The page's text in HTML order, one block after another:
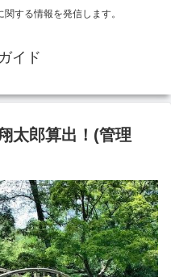
する情報を発信します。
イド
太郎算出！(管理